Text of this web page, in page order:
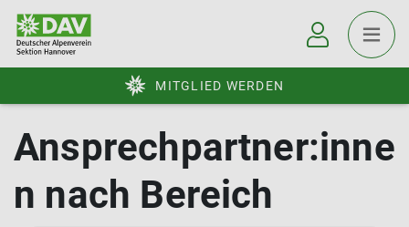
MITGLIED WERDEN
Ansprechpartner:inne
n nach Bereich